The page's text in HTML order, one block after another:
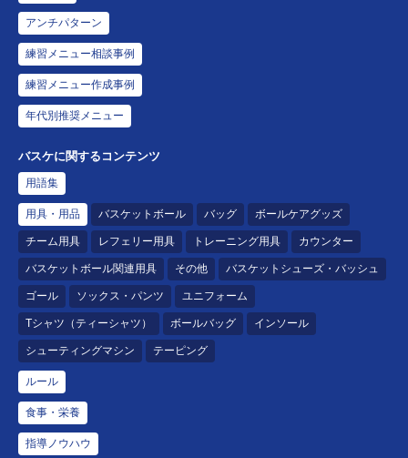
アンチパターン
練習メニュー相談事例
練習メニュー作成事例
年代別推奨メニュー
バスケに関するコンテンツ
用語集
用具・用品 バスケットボール バッグ ボールケアグッズ
チーム用具 レフェリー用具 トレーニング用具 カウンター
バスケットボール関連用具 その他 バスケットシューズ・バッシュ
ゴール ソックス・パンツ ユニフォーム
Tシャツ（ティーシャツ） ボールバッグ インソール
シューティングマシン テーピング
ルール
食事・栄養
指導ノウハウ